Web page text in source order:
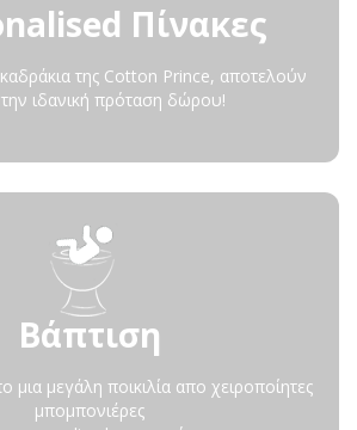
Πίνακες
της Cotton Prince, αποτελούν
ιδανική πρόταση δώρου!
Βάπτιση
μια μεγάλη ποικιλία απο χειροποίητες
μπομπονιέρες